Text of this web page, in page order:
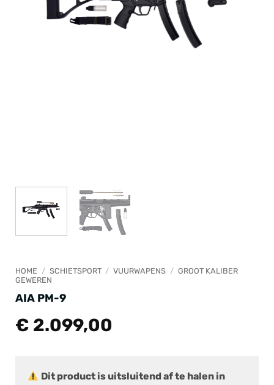
HOME / SCHIETSPORT / VUURWAPENS / GROOT KALIBER
GEWEREN
AIA PM-9
€ 2.099,00
Dit product is uitsluitend af te halen in